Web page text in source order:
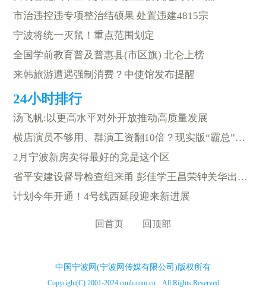
市治违控违专项整治结硕果 处置违建4815宗
宁波将统一灭鼠！重点范围划定
全国学前教育普及普惠县(市区旗) 北仑上榜
来韩旅游遭遇强制消费？中使馆发布提醒
汤飞帆:以更高水平对外开放推动高质量发展
横店演员不够用、群演工资翻10倍？现实版“霸总”都来拍戏了
2月宁波新房卖得最好的竟是这个区
省平安建设督导检查组来甬 彭佳学王昌荣钟关华出席汇报会
计划今年开通！4号线西延段迎来新进展
回首页 回顶部
中国宁波网(宁波网传媒有限公司)版权所有
Copyright(C) 2001-2024 cnnb.com.cn All Rights Reserved